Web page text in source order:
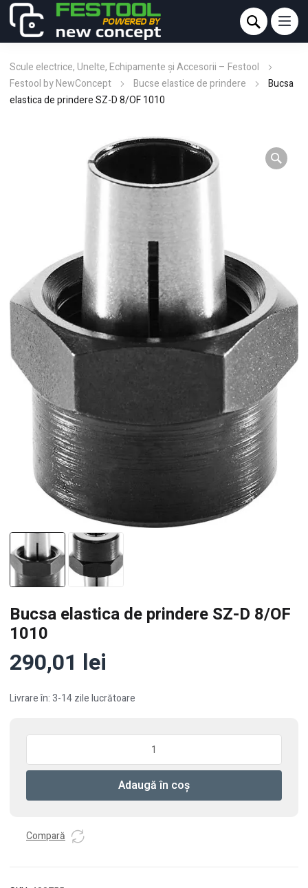
Scule electrice, Unelte, Echipamente și Accesorii – Festool
Festool by NewConcept
Bucse elastice de prindere
Bucsa
elastica de prindere SZ-D 8/OF 1010
Bucsa elastica de prindere SZ-D 8/OF
1010
290,01 lei
Livrare în: 3-14 zile lucrătoare
elastica
prindere
D
Adaugă în coș
Compară